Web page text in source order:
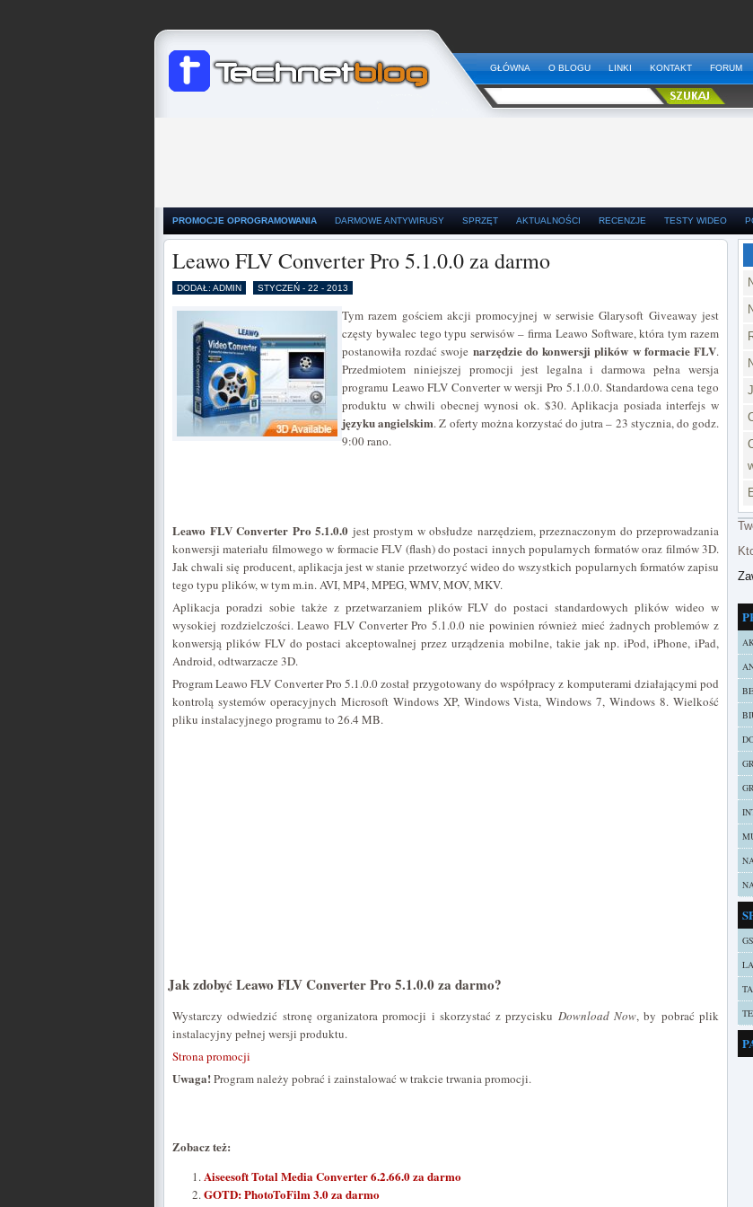
GŁÓWNA O BLOGU LINKI KONTAKT FORUM
PROMOCJE OPROGRAMOWANIA DARMOWE ANTYWIRUSY SPRZĘT AKTUALNOŚCI RECENZJE TESTY WIDEO
Leawo FLV Converter Pro 5.1.0.0 za darmo
DODAŁ: ADMIN STYCZEŃ - 22 - 2013
Tym razem gościem akcji promocyjnej w serwisie Glarysoft Giveaway jest
częsty bywalec tego typu serwisów – firma Leawo Software, która tym razem
postanowiła rozdać swoje narzędzie do konwersji plików w formacie FLV.
Przedmiotem niniejszej promocji jest legalna i darmowa pełna wersja
programu Leawo FLV Converter w wersji Pro 5.1.0.0. Standardowa cena tego
produktu w chwili obecnej wynosi ok. $30. Aplikacja posiada interfejs w
języku angielskim. Z oferty można korzystać do jutra – 23 stycznia, do godz.
9:00 rano.
Leawo FLV Converter Pro 5.1.0.0 jest prostym w obsłudze narzędziem, przeznaczonym do przeprowadzania
konwersji materiału filmowego w formacie FLV (flash) do postaci innych popularnych formatów oraz filmów 3D.
Jak chwali się producent, aplikacja jest w stanie przetworzyć wideo do wszystkich popularnych formatów zapisu
tego typu plików, w tym m.in. AVI, MP4, MPEG, WMV, MOV, MKV.
Aplikacja poradzi sobie także z przetwarzaniem plików FLV do postaci standardowych plików wideo w
wysokiej rozdzielczości. Leawo FLV Converter Pro 5.1.0.0 nie powinien również mieć żadnych problemów z
konwersją plików FLV do postaci akceptowalnej przez urządzenia mobilne, takie jak np. iPod, iPhone, iPad,
Android, odtwarzacze 3D.
Program Leawo FLV Converter Pro 5.1.0.0 został przygotowany do współpracy z komputerami działającymi pod
kontrolą systemów operacyjnych Microsoft Windows XP, Windows Vista, Windows 7, Windows 8. Wielkość
pliku instalacyjnego programu to 26.4 MB.
Jak zdobyć Leawo FLV Converter Pro 5.1.0.0 za darmo?
Wystarczy odwiedzić stronę organizatora promocji i skorzystać z przycisku Download Now, by pobrać plik
instalacyjny pełnej wersji produktu.
Strona promocji
Uwaga!Program należy pobrać i zainstalować w trakcie trwania promocji.
Zobacz też:
Aiseesoft Total Media Converter 6.2.66.0 za darmo
GOTD: PhotoToFilm 3.0 za darmo